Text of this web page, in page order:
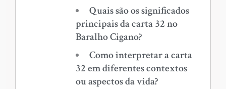
Quais são os significados
principais da carta 32 no
Baralho Cigano?
Como interpretar a carta
32 em diferentes contextos
ou aspectos da vida?